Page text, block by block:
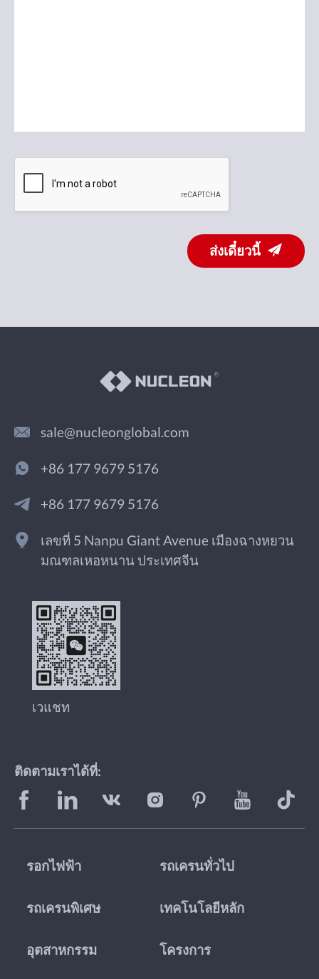
ส่งเดี๋ยวนี้
sale@nucleonglobal.com
+86 177 9679 5176
+86 177 9679 5176
เลขที่ 5 Nanpu Giant Avenue เมืองฉางหยวน
มณฑลเหอหนาน ประเทศจีน
เวแชท
ติดตามเราได้ที่:
รอกไฟฟ้า รถเครนทั่วไป
รถเครนพิเศษ เทคโนโลยีหลัก
อุตสาหกรรม โครงการ